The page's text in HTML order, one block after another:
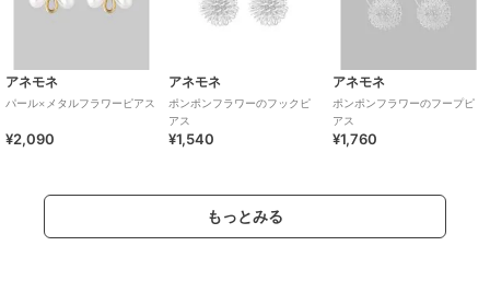
アネモネ
パール×メタルフラワーピアス
¥2,090
アネモネ
ポンポンフラワーのフックピ
アス
¥1,540
アネモネ
ポンポンフラワーのフープピ
アス
¥1,760
もっとみる